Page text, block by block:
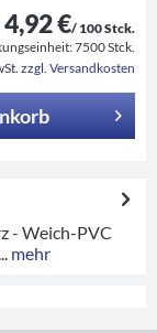
4,92 €/ 100 Stck.
7500 Stck.
zzgl. Versandkosten
- Weich-PVC
mehr